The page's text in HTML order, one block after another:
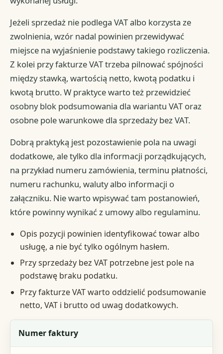
Jeżeli sprzedaż nie podlega VAT albo korzysta ze
zwolnienia, wzór nadal powinien przewidywać
miejsce na wyjaśnienie podstawy takiego rozliczenia.
Z kolei przy fakturze VAT trzeba pilnować spójności
między stawką, wartością netto, kwotą podatku i
kwotą brutto. W praktyce warto też przewidzieć
osobny blok podsumowania dla wariantu VAT oraz
osobne pole warunkowe dla sprzedaży bez VAT.
Dobrą praktyką jest pozostawienie pola na uwagi
dodatkowe, ale tylko dla informacji porządkujących,
na przykład numeru zamówienia, terminu płatności,
numeru rachunku, waluty albo informacji o
załączniku. Nie warto wpisywać tam postanowień,
które powinny wynikać z umowy albo regulaminu.
Opis pozycji powinien identyfikować towar albo
usługę, a nie być tylko ogólnym hasłem.
Przy sprzedaży bez VAT potrzebne jest pole na
podstawę braku podatku.
Przy fakturze VAT warto oddzielić podsumowanie
netto, VAT i brutto od uwag dodatkowych.
Element
Numer faktury